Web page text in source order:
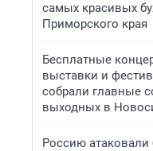
самых красивых
Приморского края
Бесплатные
выставки и
собрали главные
выходных в
Россию атаковали